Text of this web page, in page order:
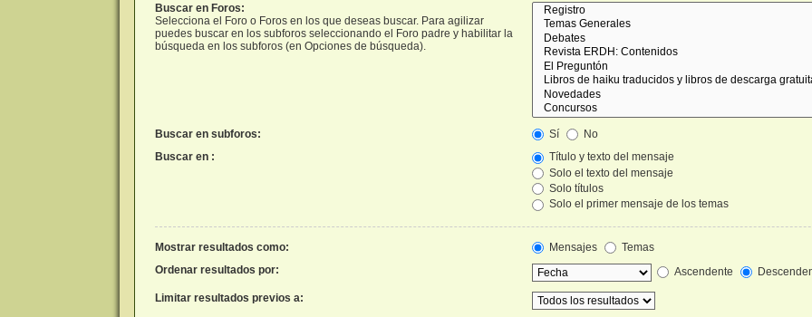
Buscar en Foros:
Selecciona el Foro o Foros en los que deseas buscar. Para agilizar
puedes buscar en los subforos seleccionando el Foro padre y habilitar la
búsqueda en los subforos (en Opciones de búsqueda).
Buscar en subforos: Sí
No
Buscar en :
Título y texto del mensaje
Solo el texto del mensaje
Solo títulos
Solo el primer mensaje de los temas
Mostrar resultados como: Mensajes
Temas
Ordenar resultados por:
Ascendente
Limitar resultados previos a: